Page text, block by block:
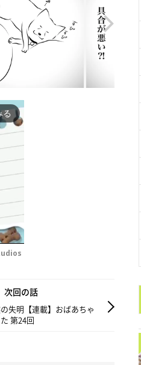
る
次回の話
失明【連載】おばあちゃ
第24回